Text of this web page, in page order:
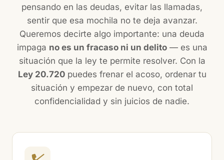
pensando en las deudas, evitar las llamadas,
sentir que esa mochila no te deja avanzar.
Queremos decirte algo importante: una deuda
impaga no es un fracaso ni un delito— es una
situación que la ley te permite resolver. Con la
Ley 20.720puedes frenar el acoso, ordenar tu
situación y empezar de nuevo, con total
confidencialidad y sin juicios de nadie.